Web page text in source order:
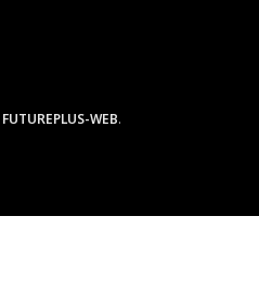
FUTUREPLUS-WEB.